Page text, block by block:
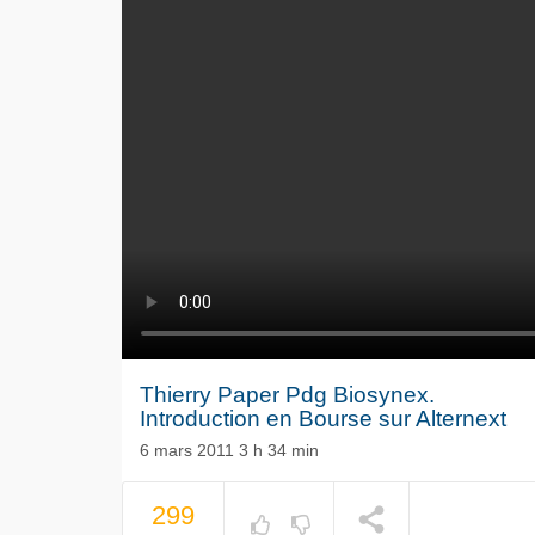
NOW PLAYING
Thierry Paper Pdg Biosynex.
Introduction en Bourse sur Alternext
6 mars 2011 3 h 34 min
299